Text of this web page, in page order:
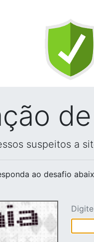
suspeitos a
ao desafio